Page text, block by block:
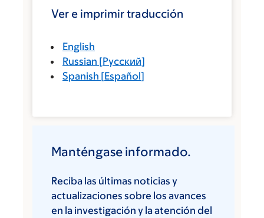
Ver e imprimir traducción
English
Russian [Русский]
Spanish [Español]
Manténgase informado.
Reciba las últimas noticias y
actualizaciones sobre los avances
en la investigación y la atención del